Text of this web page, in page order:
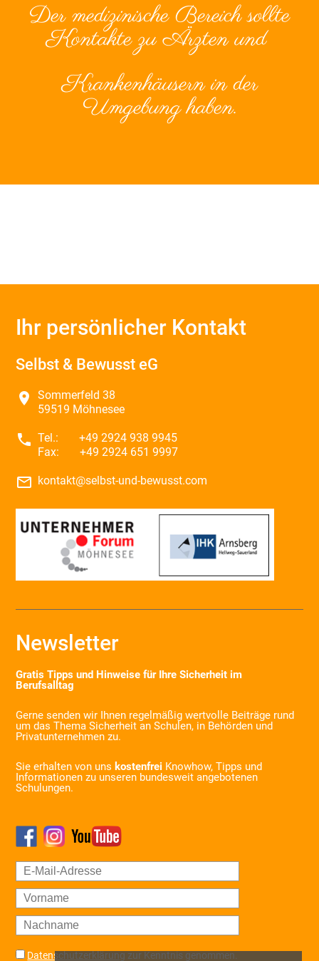
Der medizinische Bereich sollte
Kontakte zu Ärzten und
Krankenhäusern in der
Umgebung haben.
Ihr persönlicher Kontakt
Selbst & Bewusst eG
place
Sommerfeld 38
59519 Möhnesee
phone Tel.:
+49 2924 938 9945
Fax:
+49 2924 651 9997
mail_outline kontakt@selbst-und-bewusst.com
Newsletter
Gratis Tipps und Hinweise für Ihre Sicherheit im
Berufsalltag
Gerne senden wir Ihnen regelmäßig wertvolle Beiträge rund
um das Thema Sicherheit an Schulen, in Behörden und
Privatunternehmen zu.
Sie erhalten von uns kostenfrei Knowhow, Tipps und
Informationen zu unseren bundesweit angebotenen
Schulungen.
Datenschutzerklärung zur Kenntnis genommen.